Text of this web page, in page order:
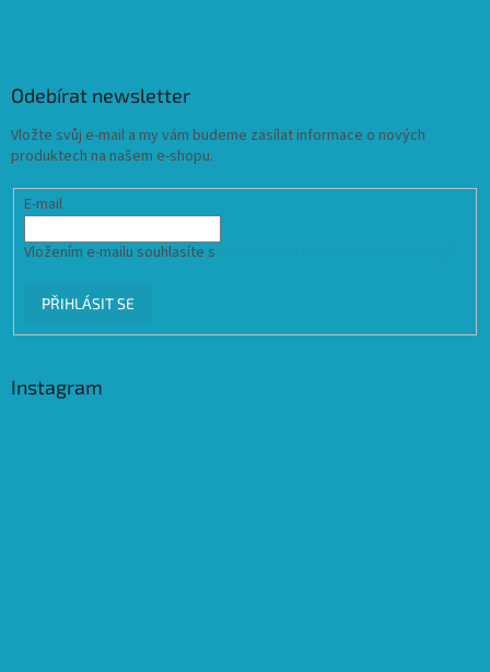
Odebírat newsletter
Vložte svůj e-mail a my vám budeme zasílat informace o nových
produktech na našem e-shopu.
E-mail
Vložením e-mailu souhlasíte s
PŘIHLÁSIT SE
Instagram